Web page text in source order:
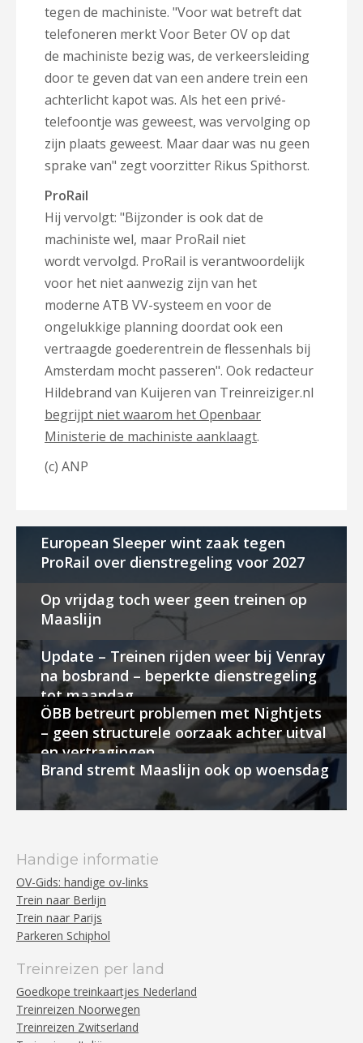
tegen de machiniste. "Voor wat betreft dat
telefoneren merkt Voor Beter OV op dat
de machiniste bezig was, de verkeersleiding
door te geven dat van een andere trein een
achterlicht kapot was. Als het een privé-
telefoontje was geweest, was vervolging op
zijn plaats geweest. Maar daar was nu geen
sprake van" zegt voorzitter Rikus Spithorst.
ProRail
Hij vervolgt: "Bijzonder is ook dat de
machiniste wel, maar ProRail niet
wordt vervolgd. ProRail is verantwoordelijk
voor het niet aanwezig zijn van het
moderne ATB VV-systeem en voor de
ongelukkige planning doordat ook een
vertraagde goederentrein de flessenhals bij
Amsterdam mocht passeren". Ook redacteur
Hildebrand van Kuijeren van Treinreiziger.nl
begrijpt niet waarom het Openbaar
Ministerie de machiniste aanklaagt.
(c) ANP
European Sleeper wint zaak tegen
ProRail over dienstregeling voor 2027
Op vrijdag toch weer geen treinen op
Maaslijn
Update – Treinen rijden weer bij Venray
na bosbrand – beperkte dienstregeling
tot maandag
ÖBB betreurt problemen met Nightjets
– geen structurele oorzaak achter uitval
en vertragingen
Brand stremt Maaslijn ook op woensdag
Handige informatie
OV-Gids: handige ov-links
Trein naar Berlijn
Trein naar Parijs
Parkeren Schiphol
Treinreizen per land
Goedkope treinkaartjes Nederland
Treinreizen Noorwegen
Treinreizen Zwitserland